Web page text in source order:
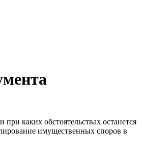
каких обстоятельствах останется
имущественных споров в